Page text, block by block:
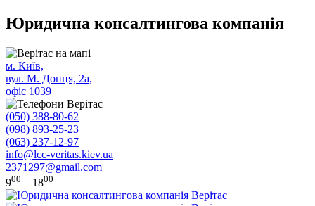
Юридична консалтингова компанія
м. Київ,
вул. М. Донця, 2а,
офіс 1039
(050) 388-80-62
(098) 893-25-23
(063) 237-12-97
info@lcc-veritas.kiev.ua
2371297@gmail.com
900 – 1800